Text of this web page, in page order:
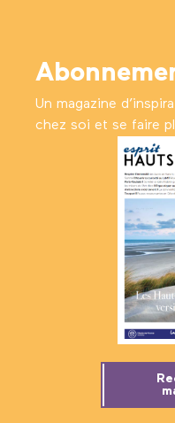
Un magazine
chez soi et se faire